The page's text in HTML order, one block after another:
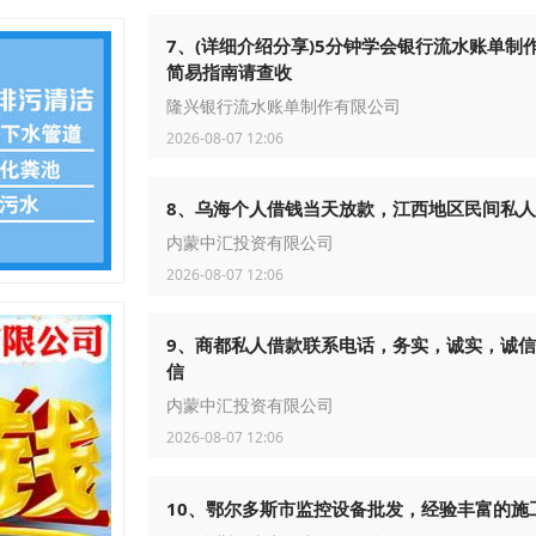
7、(详细介绍分享)5分钟学会银行流水账单制
简易指南请查收
隆兴银行流水账单制作有限公司
2026-08-07 12:06
8、乌海个人借钱当天放款，江西地区民间私
内蒙中汇投资有限公司
2026-08-07 12:06
9、商都私人借款联系电话，务实，诚实，诚
信
内蒙中汇投资有限公司
2026-08-07 12:06
10、鄂尔多斯市监控设备批发，经验丰富的施